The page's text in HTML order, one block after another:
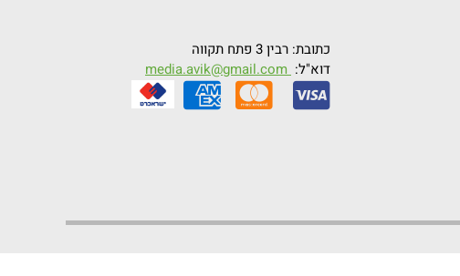
כתובת: רבין 3 פתח תקווה
דוא"ל: